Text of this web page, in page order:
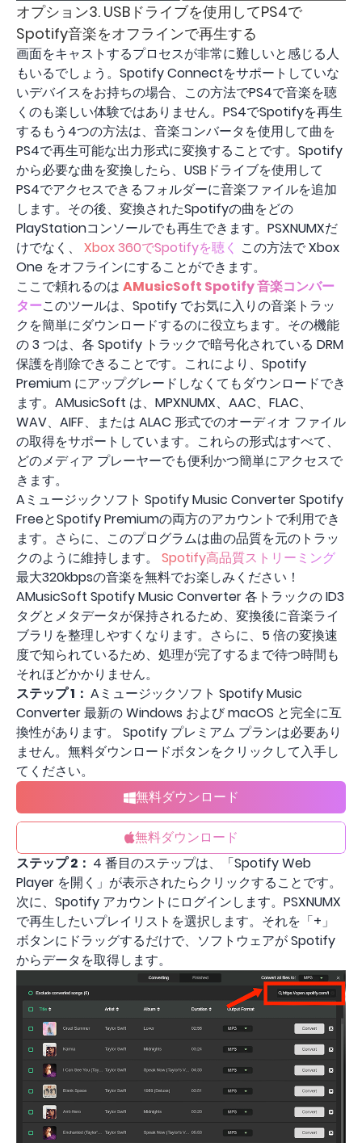
オプション3. USBドライブを使用してPS4で
Spotify音楽をオフラインで再生する
画面をキャストするプロセスが非常に難しいと感じる人
もいるでしょう。Spotify Connectをサポートしていな
いデバイスをお持ちの場合、この方法でPS4で音楽を聴
くのも楽しい体験ではありません。PS4でSpotifyを再生
するもう4つの方法は、音楽コンバータを使用して曲を
PS4で再生可能な出力形式に変換することです。Spotify
から必要な曲を変換したら、USBドライブを使用して
PS4でアクセスできるフォルダーに音楽ファイルを追加
します。その後、変換されたSpotifyの曲をどの
PlayStationコンソールでも再生できます。PSXNUMXだ
けでなく、 Xbox 360でSpotifyを聴く この方法で Xbox
One をオフラインにすることができます。
ここで頼れるのは AMusicSoft Spotify 音楽コンバー
ターこのツールは、Spotify でお気に入りの音楽トラッ
クを簡単にダウンロードするのに役立ちます。その機能
の 3 つは、各 Spotify トラックで暗号化されている DRM
保護を削除できることです。これにより、Spotify
Premium にアップグレードしなくてもダウンロードでき
ます。AMusicSoft は、MPXNUMX、AAC、FLAC、
WAV、AIFF、または ALAC 形式でのオーディオ ファイル
の取得をサポートしています。これらの形式はすべて、
どのメディア プレーヤーでも便利かつ簡単にアクセスで
きます。
Aミュージックソフト Spotify Music Converter Spotify
FreeとSpotify Premiumの両方のアカウントで利用でき
ます。さらに、このプログラムは曲の品質を元のトラッ
クのように維持します。 Spotify高品質ストリーミング
最大320kbpsの音楽を無料でお楽しみください！
AMusicSoft Spotify Music Converter 各トラックの ID3
タグとメタデータが保持されるため、変換後に音楽ライ
ブラリを整理しやすくなります。さらに、5 倍の変換速
度で知られているため、処理が完了するまで待つ時間も
それほどかかりません。
ステップ 1： Aミュージックソフト Spotify Music
Converter 最新の Windows および macOS と完全に互
換性があります。 Spotify プレミアム プランは必要あり
ません。無料ダウンロードボタンをクリックして入手し
てください。
無料ダウンロード
無料ダウンロード
ステップ 2： 4 番目のステップは、「Spotify Web
Player を開く」が表示されたらクリックすることです。
次に、Spotify アカウントにログインします。PSXNUMX
で再生したいプレイリストを選択します。それを「+」
ボタンにドラッグするだけで、ソフトウェアが Spotify
からデータを取得します。